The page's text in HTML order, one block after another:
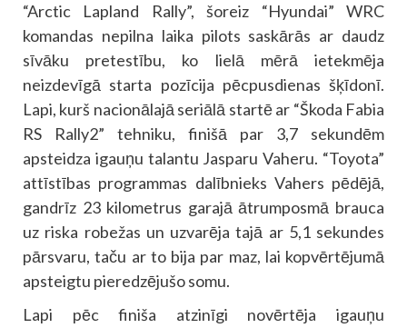
“Arctic Lapland Rally”, šoreiz “Hyundai” WRC
komandas nepilna laika pilots saskārās ar daudz
sīvāku pretestību, ko lielā mērā ietekmēja
neizdevīgā starta pozīcija pēcpusdienas šķīdonī.
Lapi, kurš nacionālajā seriālā startē ar “Škoda Fabia
RS Rally2” tehniku, finišā par 3,7 sekundēm
apsteidza igauņu talantu Jasparu Vaheru. “Toyota”
attīstības programmas dalībnieks Vahers pēdējā,
gandrīz 23 kilometrus garajā ātrumposmā brauca
uz riska robežas un uzvarēja tajā ar 5,1 sekundes
pārsvaru, taču ar to bija par maz, lai kopvērtējumā
apsteigtu pieredzējušo somu.
Lapi pēc finiša atzinīgi novērtēja igauņu